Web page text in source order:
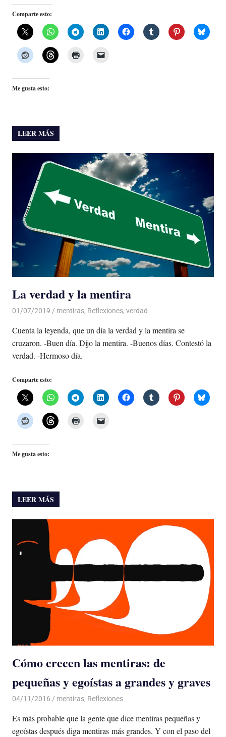
Comparte esto:
Me gusta esto:
LEER MÁS
La verdad y la mentira
01/07/2019 De todo un Poco
mentiras, Reflexiones, verdad
Cuenta la leyenda, que un día la verdad y la mentira se
cruzaron. -Buen día. Dijo la mentira. -Buenos días. Contestó la
verdad. -Hermoso día.
Comparte esto:
Me gusta esto:
LEER MÁS
Cómo crecen las mentiras: de
pequeñas y egoístas a grandes y graves
04/11/2016 Luis Castellanos
mentiras, Reflexiones
Es más probable que la gente que dice mentiras pequeñas y
egoístas después diga mentiras más grandes. Y con el paso del